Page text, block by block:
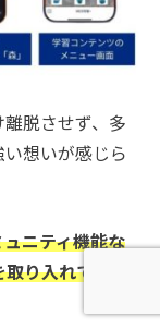
脱させず、多
想いが感じら
ニティ機能な
り入れている